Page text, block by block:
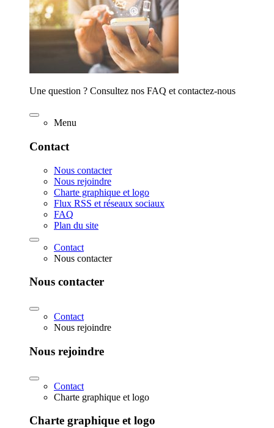
Une question ? Consultez nos FAQ et contactez-nous
Menu
Contact
Nous contacter
Nous rejoindre
Charte graphique et logo
Flux RSS et réseaux sociaux
FAQ
Plan du site
Contact
Nous contacter
Nous contacter
Contact
Nous rejoindre
Nous rejoindre
Contact
Charte graphique et logo
Charte graphique et logo